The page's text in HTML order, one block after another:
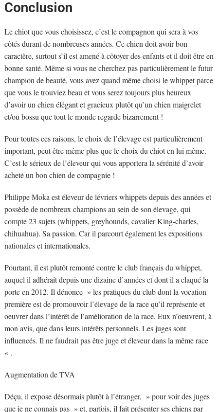
Conclusion
Le chiot que vous choisissez, c’est le compagnon qui sera à vos
côtés durant de nombreuses années. Ce chien doit avoir bon
caractère, surtout s’il est amené à côtoyer des enfants et il doit être en
bonne santé. Même si vous ne cherchez pas particulièrement le futur
champion de beauté, vous avez quand même choisi le whippet parce
que vous le trouviez beau et vous serez toujours plus heureux
d’avoir un chien élégant et gracieux plutôt qu’un chien maigrelet
et/ou bossu que tout le monde regarde bizarrement !
Pour toutes ces raisons, le choix de l’élevage est particulièrement
important, peut être même plus que le choix du chiot en lui même.
C’est le sérieux de l’éleveur qui vous apportera la sérénité d’avoir
acheté un bon chien de compagnie !
Philippe Moka est éleveur de lévriers whippets depuis des années et
possède de nombreux champions au sein de son élevage, qui
compte 23 sujets (whippets, greyhounds, cavalier King-charles,
chihuahua). Sa passion. Car il parcourt également les expositions
nationales et internationales.
Pourtant, il est plutôt remonté contre le club français du whippet,
auquel il adhérait depuis une dizaine d’années et dont il a claqué la
porte en 2012. Il dénonce » les pratiques du club dont la vocation
première est de promouvoir l’élevage de la race qu’il représente et
oeuvrer dans l’intérêt de l’amélioration de la race. Eux n’oeuvrent, à
mon avis, que dans leurs intérêts personnels. Les juges sont
influencés. Il ne faudrait pas être juge et éleveur dans la même race
« .
Augmentation de TVA
Déçu, il expose désormais plutôt à l’étranger, » pour voir des juges
que je ne connais pas » et, parfois, il fait présenter ses chiens par